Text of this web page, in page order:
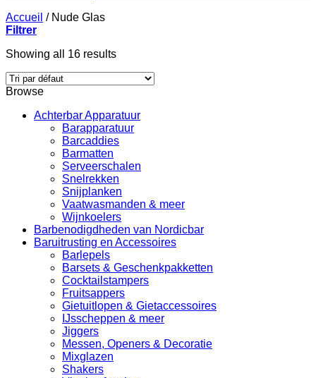
Accueil /Nude Glas
Filtrer
Showing all 16 results
Browse
Achterbar Apparatuur
Barapparatuur
Barcaddies
Barmatten
Serveerschalen
Snelrekken
Snijplanken
Vaatwasmanden & meer
Wijnkoelers
Barbenodigdheden van Nordicbar
Baruitrusting en Accessoires
Barlepels
Barsets & Geschenkpakketten
Cocktailstampers
Fruitsappers
Gietuitlopen & Gietaccessoires
IJsscheppen & meer
Jiggers
Messen, Openers & Decoratie
Mixglazen
Shakers